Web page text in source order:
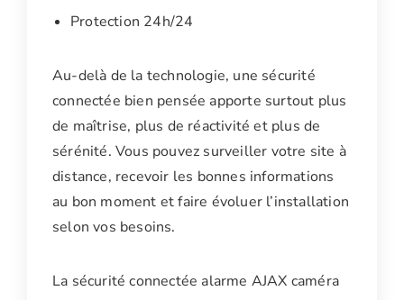
Protection 24h/24
Au-delà de la technologie, une sécurité
connectée bien pensée apporte surtout plus
de maîtrise, plus de réactivité et plus de
sérénité. Vous pouvez surveiller votre site à
distance, recevoir les bonnes informations
au bon moment et faire évoluer l’installation
selon vos besoins.
La sécurité connectée alarme AJAX caméra